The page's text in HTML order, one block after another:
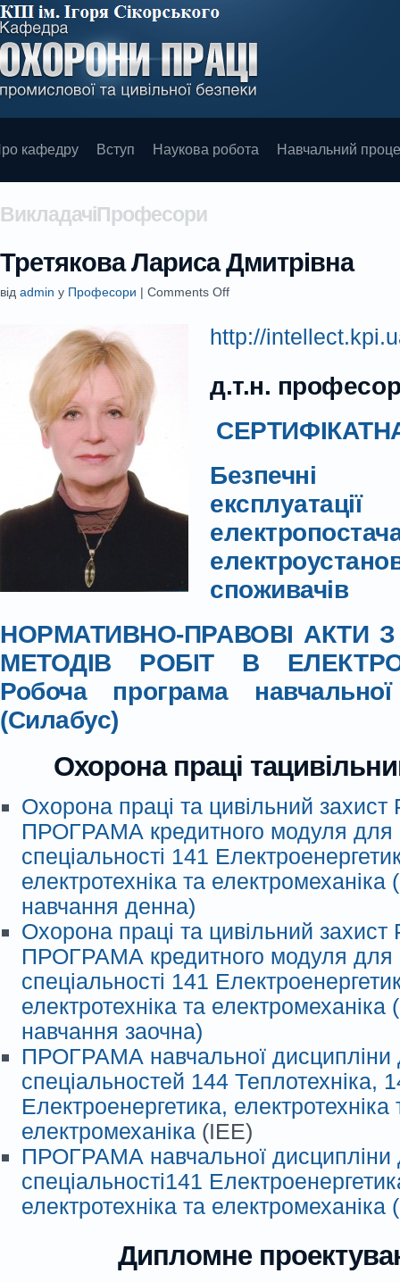
кафедру Вступ Наукова робота Навчальний
ВикладачіПрофесори
Третякова Лариса Дмитрівна
від admin у Професори | Comments Off
http://
д.т.н.
споживачів
НОРМАТИВНО-ПРАВОВІ АКТИ
МЕТОДІВ РОБІТ В
Робоча програма
(Силабус)
Охорона праці
Охорона праці та цивільний
ПРОГРАМА кредитного модуля для
спеціальності 141
електротехніка та
навчання денна)
Охорона праці та цивільний
ПРОГРАМА кредитного модуля для
спеціальності 141
електротехніка та
навчання заочна)
ПРОГРАМА навчальної дисципліни
спеціальностей 144 Теплотехніка,
Електроенергетика, електротехніка
електромеханіка (ІЕЕ)
ПРОГРАМА навчальної дисципліни
спеціальності141
електротехніка та
Дипломне